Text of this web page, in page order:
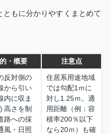
もに分かりやすくまとめて
・概要 注意点
反対側の
から引い
内に収ま
高さを制
路への採
風・日照
住居系用途地域
では勾配1ｍに
対し1.25ｍ。適
用距離（例：容
積率200％以下
なら20ｍ）も確